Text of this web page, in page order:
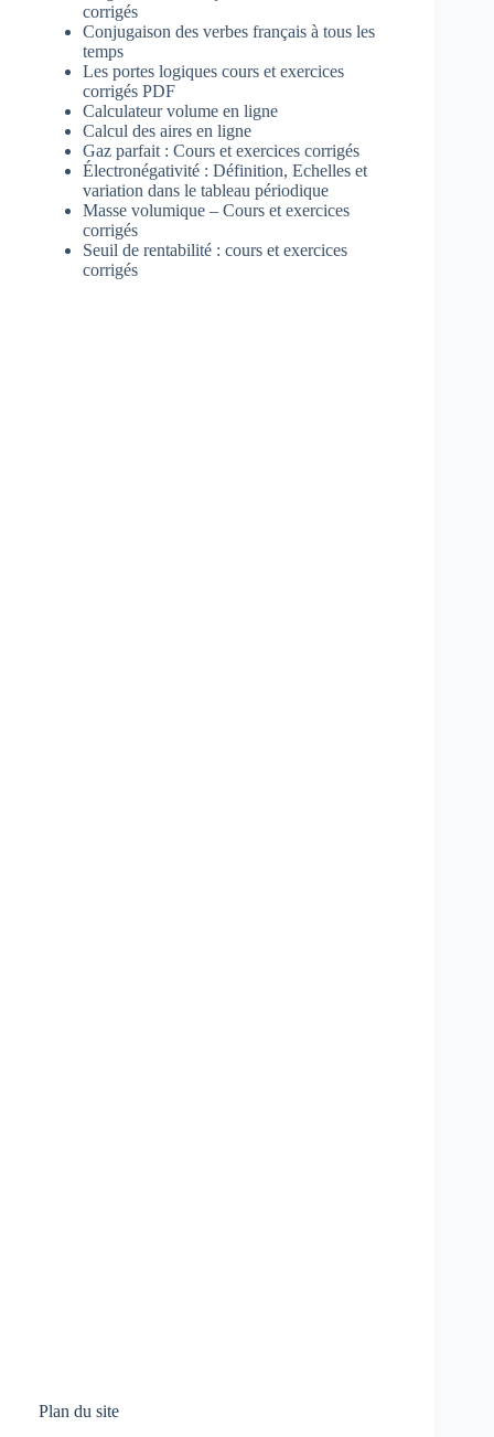
corrigés
Conjugaison des verbes français à tous les
temps
Les portes logiques cours et exercices
corrigés PDF
Calculateur volume en ligne
Calcul des aires en ligne
Gaz parfait : Cours et exercices corrigés
Électronégativité : Définition, Echelles et
variation dans le tableau périodique
Masse volumique – Cours et exercices
corrigés
Seuil de rentabilité : cours et exercices
corrigés
Plan du site